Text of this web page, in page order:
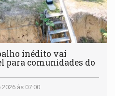
inédito vai
para comunidades do
às 07:00